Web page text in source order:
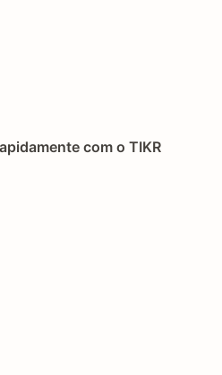
com o TIKR